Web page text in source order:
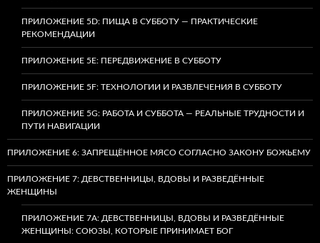
ПРИЛОЖЕНИЕ 5D: ПИЩА В СУББОТУ — ПРАКТИЧЕСКИЕ
РЕКОМЕНДАЦИИ
ПРИЛОЖЕНИЕ 5E: ПЕРЕДВИЖЕНИЕ В СУББОТУ
ПРИЛОЖЕНИЕ 5F: ТЕХНОЛОГИИ И РАЗВЛЕЧЕНИЯ В СУББОТУ
ПРИЛОЖЕНИЕ 5G: РАБОТА И СУББОТА — РЕАЛЬНЫЕ ТРУДНОСТИ И
ПУТИ НАВИГАЦИИ
ПРИЛОЖЕНИЕ 6: ЗАПРЕЩЁННОЕ МЯСО СОГЛАСНО ЗАКОНУ БОЖЬЕМУ
ПРИЛОЖЕНИЕ 7: ДЕВСТВЕННИЦЫ, ВДОВЫ И РАЗВЕДЁННЫЕ
ЖЕНЩИНЫ
ПРИЛОЖЕНИЕ 7А: ДЕВСТВЕННИЦЫ, ВДОВЫ И РАЗВЕДЁННЫЕ
ЖЕНЩИНЫ: СОЮЗЫ, КОТОРЫЕ ПРИНИМАЕТ БОГ